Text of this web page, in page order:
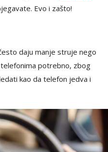
Evo i zašto!
daju manje struje nego
potrebno, zbog
kao da telefon jedva i